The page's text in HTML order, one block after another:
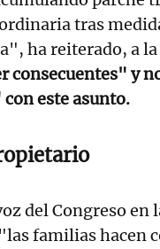
tras
ha reiterado, a la
consecuentes" y
este asunto.
del Congreso en
familias hacen